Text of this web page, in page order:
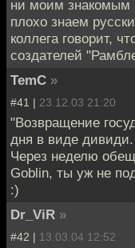
ни моим знакомым
плохо знаем
коллега говорит,
создателей
TemC »
#41 | 23.12.03 21:20
"Возвращение
дня в виде дивиди.
Через неделю
Goblin, ты уж не
:)
Dr_ViR »
#42 | 13.03.04 12:52